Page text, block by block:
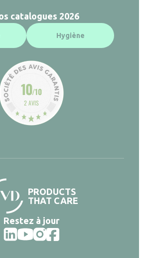
catalogues 2026
Hygiène
10/10
2 AVIS
PRODUCTS
THAT CARE
Restez à jour